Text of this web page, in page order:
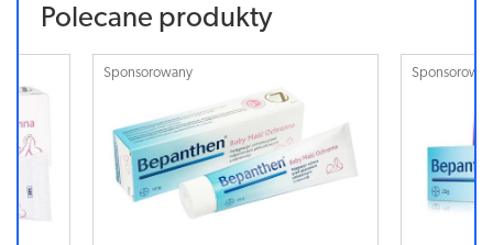
Polecane produkty
Sponsorowany